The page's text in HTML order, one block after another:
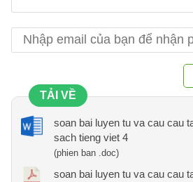
TẢI VỀ
soan bai luyen tu va cau cau
sach tieng viet 4
(phien ban .doc)
soan bai luyen tu va cau cau